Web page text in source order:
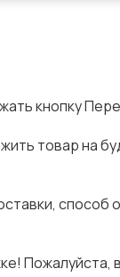
кнопку
товар на
способ